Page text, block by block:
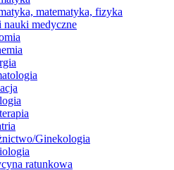
matematyka, fizyka
medyczne
Ginekologia
ratunkowa